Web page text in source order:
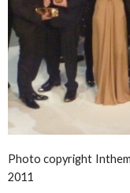
Photo copyright
2011